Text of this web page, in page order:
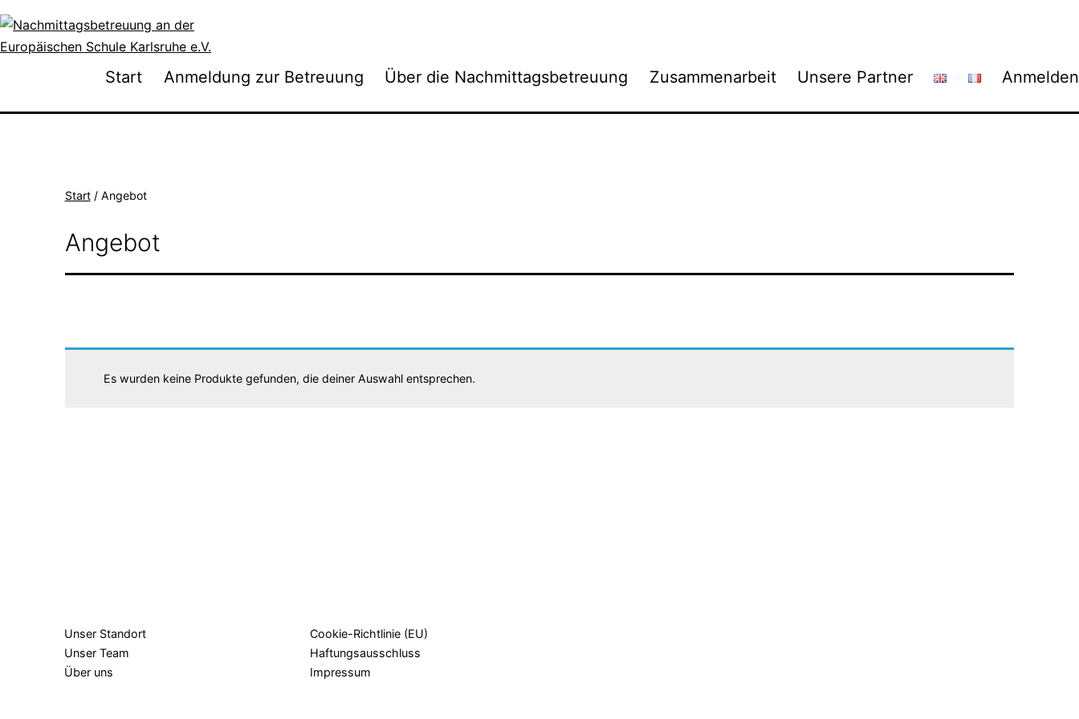
Inhalt
springen
Nachmittagsbetreuung
der
Start Anmeldung zur Betreuung Über die Nachmittagsbetreuung Zusammenarbeit Unsere Partner Anmelden
Start/ Angebot
Angebot
Es wurden keine Produkte gefunden, die deiner Auswahl entsprechen.
Unser Standort
Unser Team
Über uns
Cookie-Richtlinie (EU)
Haftungsausschluss
Impressum